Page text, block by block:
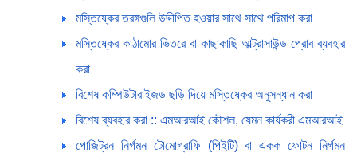
মস্তিষ্কের তরঙ্গগুলি উদ্দীপিত হওয়ার সাথে সাথে পরিমাপ করা
মস্তিষ্কের কাঠামোর ভিতরে বা কাছাকাছি আল্ট্রাসাউন্ড প্রোব ব্যবহার
করা
বিশেষ কম্পিউটারাইজড ছড়ি দিয়ে মস্তিষ্কের অনুসন্ধান করা
বিশেষ ব্যবহার করা :: এমআরআই কৌশল, যেমন কার্যকরী এমআরআই
পোজিট্রন নির্গমন টোমোগ্রাফি (পিইটি) বা একক ফোটন নির্গমন